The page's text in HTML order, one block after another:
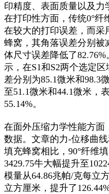
印精度、表面质量以及力
在打印性方面，传统0°
在较大的打印误差，而采
蜂窝，其角落误差分别被
体尺寸误差降低了
示，在S1和S2两个选定
差分别为85.1微米和98.3
至51.1微米和44.1微米，
55.14%。
在面外压缩力学性能方面
数据。文章的力-位移曲
填充蜂窝相比，90°纤维
3429.75牛大幅提升至
模量从64.86兆帕/克每立
立方厘米，提升了